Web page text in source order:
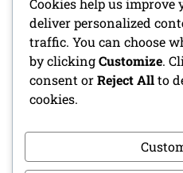
Save my name, email,
browser for the next
deliver personalized
traffic. You can choose
by clickingCustomize.
consent orReject Allto
cookies.